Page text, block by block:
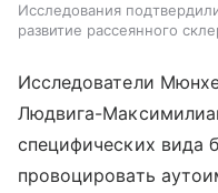
Исследования
развитие рассеянного
Исследователи
Людвига-
специфических вида
провоцировать